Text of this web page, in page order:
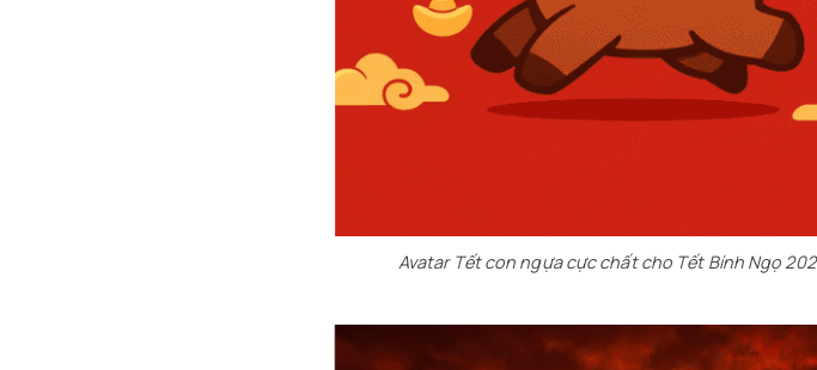
Avatar Tết con ngựa cực chất cho Tết Bính Ngọ